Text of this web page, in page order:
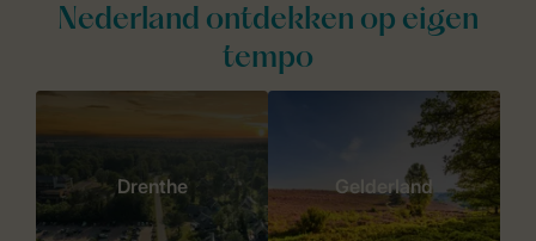
Nederland ontdekken op eigen
tempo
Drenthe Gelderland